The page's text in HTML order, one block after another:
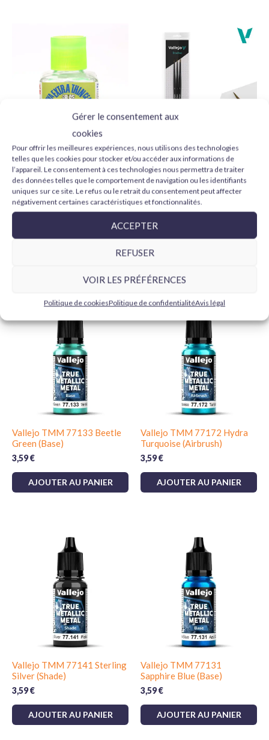
Gérer le consentement aux
cookies
Pour offrir les meilleures expériences, nous utilisons des technologies
telles que les cookies pour stocker et/ou accéder aux informations de
l’appareil. Le consentement à ces technologies nous permettra de traiter
des données telles que le comportement de navigation ou les identifiants
uniques sur ce site. Le refus ou le retrait du consentement peut affecter
négativement certaines caractéristiques et fonctionnalités.
ACCEPTER
REFUSER
VOIR LES PRÉFÉRENCES
Politique de cookiesPolitique de confidentialitéAvis légal
Conseils d’utilisation
Agite bien le pot avant utilisation et applique la peinture sur
une surface propre et apprêtée. Pour une finition plus fine,
travaille en plusieurs couches fines plutôt qu’en une couche
épaisse. Tu peux ajuster la fluidité avec de l’eau ou un
médium acrylique selon la technique et le niveau de
transparence recherché.
Pour compléter le travail, tu peux la combiner avec des
apprêts, desvernis, despinceaux de modélismeet d’autres
couleurs de la gamme Model Color Vallejo.
Tamiya Extra Thin Cement
Quick-Setting 87182 40 ml
5,99€
AJOUTER AU PANIER
Vallejo Design Set Pro
Modeler B01991 pelo
natural 0, 1 y 2
24,95€
AJOUTER AU PANIER
Produits similaires
Vallejo TMM 77133 Beetle
Green (Base)
3,59€
AJOUTER AU PANIER
Vallejo TMM 77172 Hydra
Turquoise (Airbrush)
3,59€
AJOUTER AU PANIER
Vallejo TMM 77141 Sterling
Silver (Shade)
3,59€
AJOUTER AU PANIER
Vallejo TMM 77131
Sapphire Blue (Base)
3,59€
AJOUTER AU PANIER